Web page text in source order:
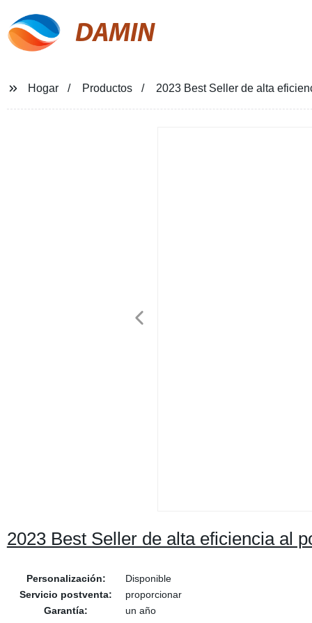
DAMIN
Hogar Productos 2023 Best Seller de alta
2023 Best Seller de alta eficiencia al
Personalización:
Disponible
Servicio postventa:
proporcionar
Garantía:
un año